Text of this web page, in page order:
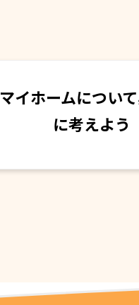
マイホームについ
に考えよう